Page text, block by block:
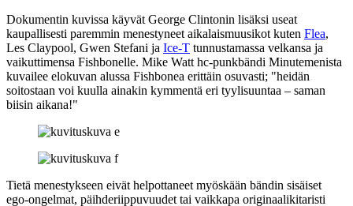
Dokumentin kuvissa käyvät George Clintonin lisäksi useat
kaupallisesti paremmin menestyneet aikalaismuusikot kuten Flea,
Les Claypool, Gwen Stefani ja Ice‑T tunnustamassa velkansa ja
vaikuttimensa Fishbonelle. Mike Watt hc‑punkbändi Minutemenista
kuvailee elokuvan alussa Fishbonea erittäin osuvasti; "heidän
soitostaan voi kuulla ainakin kymmentä eri tyylisuuntaa – saman
biisin aikana!"
Tietä menestykseen eivät helpottaneet myöskään bändin sisäiset
ego‑ongelmat, päihderiippuvuudet tai vaikkapa originaalikitaristi